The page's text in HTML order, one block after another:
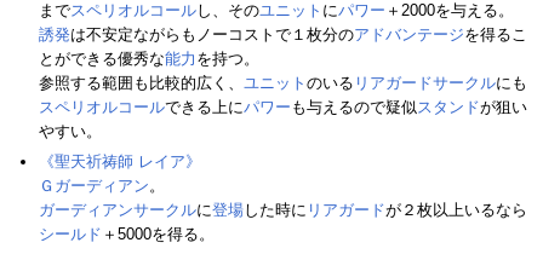
までスペリオルコールし、そのユニット にパワー ＋2000を与える。
誘発は不安定ながらもノーコストで１枚分のアドバンテージを得るこ
とができる優秀な能力 を持つ。
参照する範囲も比較的広く、 ユニット のいる リアガードサークルにも
スペリオルコールできる上にパワー も与えるので疑似スタンドが狙い
やすい。
《聖天祈祷師 レイア》
Ｇガーディアン。
ガーディアンサークルに登場した時に リアガードが２枚以上いるなら
シールド ＋5000を得る。